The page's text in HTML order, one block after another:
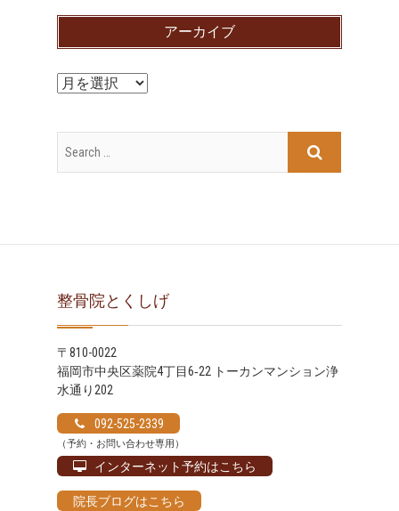
ゴ
アーカイブ
ア
カ
イ
整骨院とくしげ
〒810-0022
福岡市中央区薬院4丁目6‐22 トーカンマンション浄
水通り202
092-525-2339
（予約・お問い合わせ専用）
インターネット予約はこちら
院長ブログはこちら